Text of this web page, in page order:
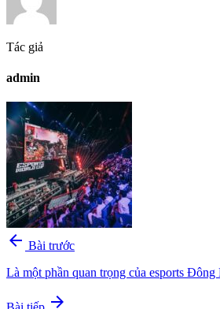
Tác giả
admin
arrow_back Bài trước
Là một phần quan trọng của esports
arrow_forward